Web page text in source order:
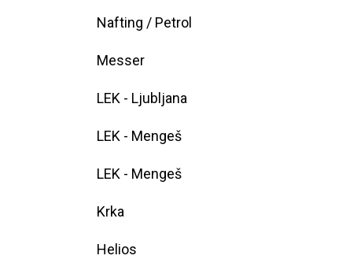
Nafting / Petrol
Messer
LEK - Ljubljana
LEK - Mengeš
LEK - Mengeš
Krka
Helios